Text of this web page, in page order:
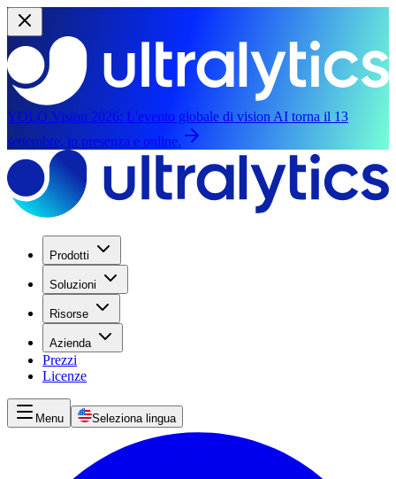
YOLO Vision 2026: L'evento globale di vision AI torna il 13
settembre, in presenza e online.
Prodotti
Soluzioni
Risorse
Azienda
Prezzi
Licenze
Menu Seleziona lingua